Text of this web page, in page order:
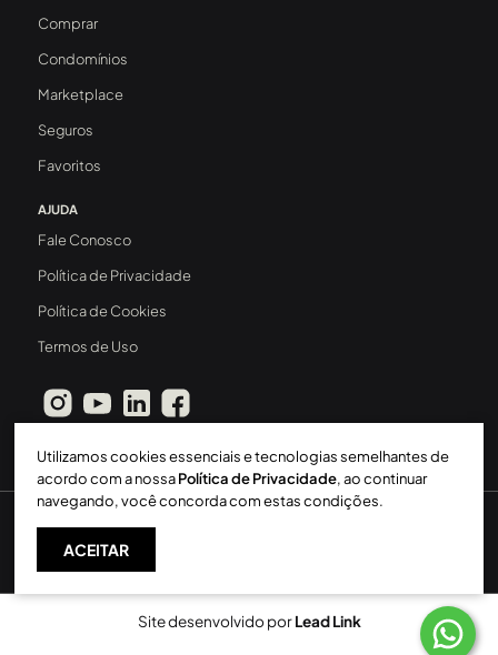
Comprar
Condomínios
Marketplace
Seguros
Favoritos
AJUDA
Fale Conosco
Política de Privacidade
Política de Cookies
Termos de Uso
Sperinde Gestão Imobiliária LTDA
Todos os direitos reservados
Site desenvolvido porLead Link
Utilizamos cookies essenciais e tecnologias semelhantes de
acordo com a nossaPolítica de Privacidade, ao continuar
navegando, você concorda com estas condições.
ACEITAR